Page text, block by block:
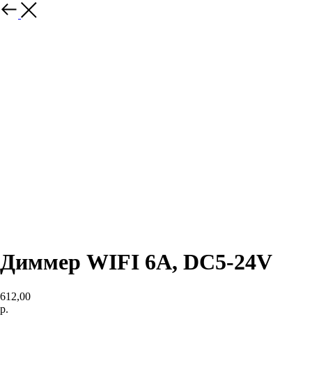
Другое
Диммер WIFI 6A, DC5-24V
612,00
р.